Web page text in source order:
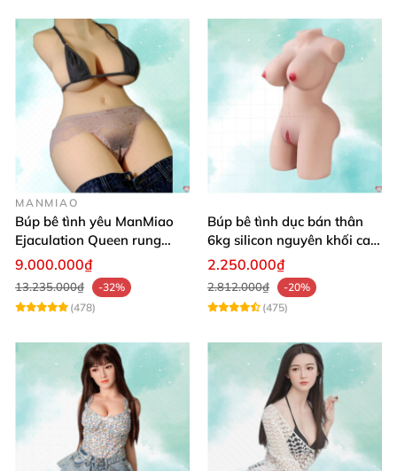
MANMIAO
Búp bê tình yêu ManMiao
Ejaculation Queen rung
cảm biến sưởi ấm phun
9.000.000₫
13.235.000₫
-32%
(478)
Búp bê tình dục bán thân
6kg silicon nguyên khối cao
cấp giá rẻ
2.250.000₫
2.812.000₫
-20%
(475)